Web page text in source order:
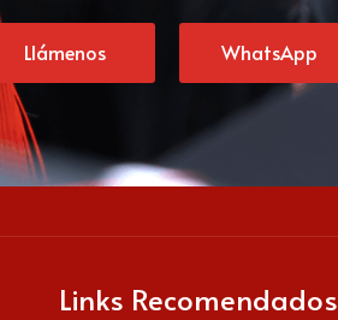
Llámenos WhatsApp
Links Recomendados